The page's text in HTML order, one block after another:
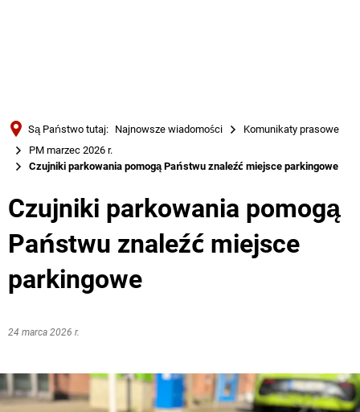
Български
Są Państwo tutaj: Najnowsze wiadomości
Komunikaty prasowe
PM marzec 2026 r.
Czujniki parkowania pomogą Państwu znaleźć miejsce parkingowe
Czujniki parkowania pomogą
Państwu znaleźć miejsce
parkingowe
24 marca 2026 r.